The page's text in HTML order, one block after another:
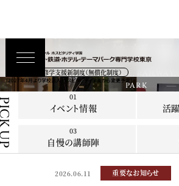
高等教育の修学支援新制度（無償化制度）
（2027年4月より学校法人 ホスピタリティ学園から変更予定）
あなたの笑顔羽
TOKYO COLLEGE OF AIRLINE,
PARK
01
イベント情報 活
03
自慢の講師陣
2026.06.11 重要なお知らせ